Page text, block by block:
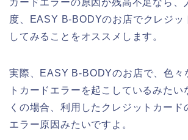
度、EASY B-BODYのお店でクレジッ
してみることをオススメします。
実際、EASY B-BODYのお店で、色々
トカードエラーを起こしているみたい
くの場合、利用したクレジットカード
エラー原因みたいですよ。